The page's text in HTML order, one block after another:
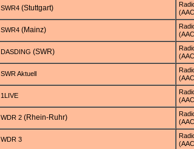
SWR4(Stuttgart)
SWR4(Mainz)
DASDING (SWR)
SWR Aktuell
1LIVE
WDR 2(Rhein-Ruhr)
WDR 3